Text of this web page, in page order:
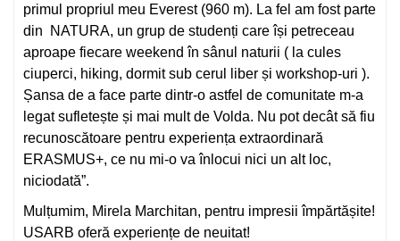
primul propriul meu Everest (960 m). La fel am fost parte
din NATURA, un grup de studenți care își petreceau
aproape fiecare weekend în sânul naturii ( la cules
ciuperci, hiking, dormit sub cerul liber și workshop-uri ).
Șansa de a face parte dintr-o astfel de comunitate m-a
legat sufletește și mai mult de Volda. Nu pot decât să fiu
recunoscătoare pentru experiența extraordinară
ERASMUS+, ce nu mi-o va înlocui nici un alt loc,
niciodată”.
Mulțumim, Mirela Marchitan, pentru impresii împărtășite!
USARB oferă experiențe de neuitat!